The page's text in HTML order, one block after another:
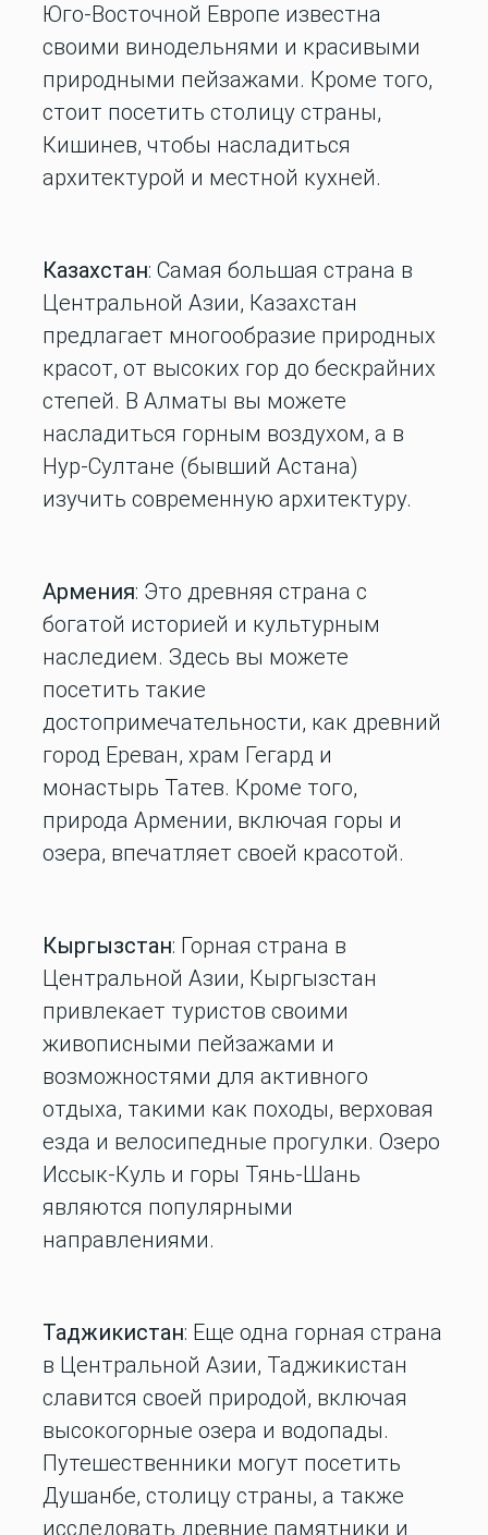
Юго-Восточной Европе известна
своими винодельнями и красивыми
природными пейзажами. Кроме того,
стоит посетить столицу страны,
Кишинев, чтобы насладиться
архитектурой и местной кухней.
Казахстан: Самая большая страна в
Центральной Азии, Казахстан
предлагает многообразие природных
красот, от высоких гор до бескрайних
степей. В Алматы вы можете
насладиться горным воздухом, а в
Нур-Султане (бывший Астана)
изучить современную архитектуру.
Армения: Это древняя страна с
богатой историей и культурным
наследием. Здесь вы можете
посетить такие
достопримечательности, как древний
город Ереван, храм Гегард и
монастырь Татев. Кроме того,
природа Армении, включая горы и
озера, впечатляет своей красотой.
Кыргызстан: Горная страна в
Центральной Азии, Кыргызстан
привлекает туристов своими
живописными пейзажами и
возможностями для активного
отдыха, такими как походы, верховая
езда и велосипедные прогулки. Озеро
Иссык-Куль и горы Тянь-Шань
являются популярными
направлениями.
Таджикистан: Еще одна горная страна
в Центральной Азии, Таджикистан
славится своей природой, включая
высокогорные озера и водопады.
Путешественники могут посетить
Душанбе, столицу страны, а также
исследовать древние памятники и